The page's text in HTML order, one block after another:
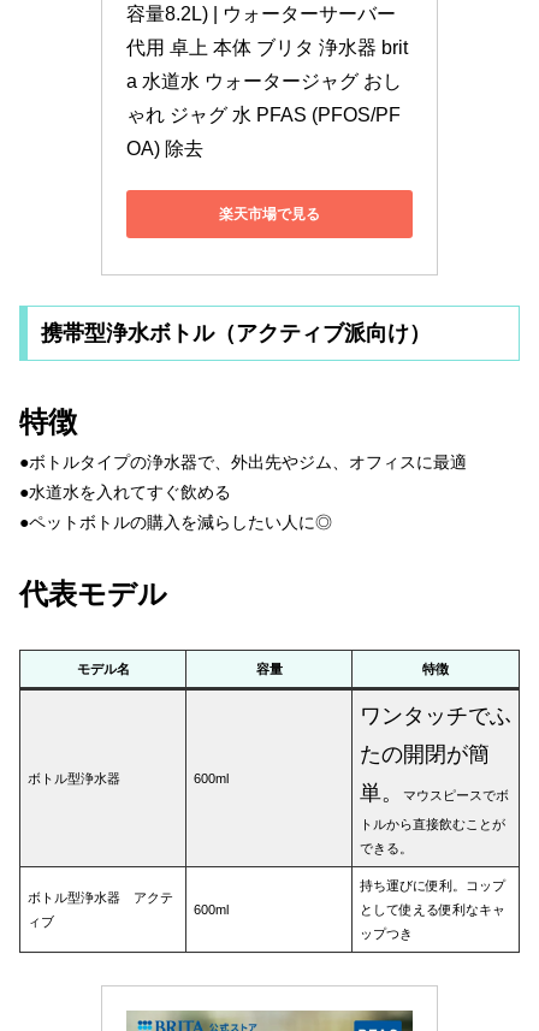
容量8.2L) | ウォーターサーバー
代用 卓上 本体 ブリタ 浄水器 brit
a 水道水 ウォータージャグ おし
ゃれ ジャグ 水 PFAS (PFOS/PF
OA) 除去
楽天市場で見る
携帯型浄水ボトル（アクティブ派向け）
特徴
●ボトルタイプの浄水器で、外出先やジム、オフィスに最適
●水道水を入れてすぐ飲める
●ペットボトルの購入を減らしたい人に◎
代表モデル
モデル名 容量 特徴
ボトル型浄水器 600ml
ワンタッチでふ
たの開閉が簡
単。
マウスピースでボ
トルから直接飲むことが
できる。
ボトル型浄水器 アクテ
ィブ
600ml
持ち運びに便利。コップ
として使える便利なキャ
ップつき